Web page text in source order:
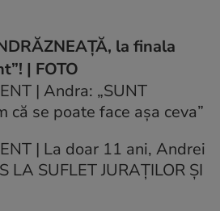
la finala
| FOTO
| Andra: „SUNT
că se poate face aşa ceva”
| La doar 11 ani, Andrei
LA SUFLET JURAŢILOR ŞI